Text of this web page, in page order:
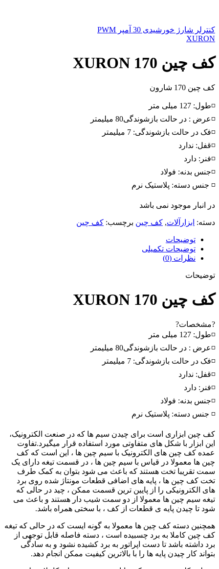
کنترلر شارژ خورشیدی 30 آمپر PWM
XURON
کف چین XURON 170
کف چین 170 شارون
◽طول: 127 میلی متر
◽عرض : در حالت بازشوندگی80 میلیمتر
◽فک در حالت بازشوندگی: 7 میلیمتر
◽قفل: ندارد
◽فنر: دارد
◽جنس بدنه: فولاد
◽ جنس دسته: پلاستیک نرم
در انبار موجود نمی باشد
دسته: ابزارآلات, کف چین برچسب: کف چین
توضیحات
توضیحات تکمیلی
نظرات (0)
توضیحات
کف چین XURON 170
?مشخصات?
◽طول: 127 میلی متر
◽عرض : در حالت بازشوندگی80 میلیمتر
◽فک در حالت بازشوندگی: 7 میلیمتر
◽قفل: ندارد
◽فنر: دارد
◽جنس بدنه: فولاد
◽ جنس دسته: پلاستیک نرم
کف چین ابزاری است برای چیدن سیم ها که در صنعت الکترونیک،
این ابزار با شکل های متفاوتی مورد استفاده قرار میگیرد.تفاوت
عمده کف چین های الکترونیک با سیم چین ها ، این است که کف
چین ها معمولا در قیاس با سیم چین ها ، در قسمت تیغه دارای یک
سمت تقریبا تخت هستند که باعث می شود بتوان به کمک طرف
تخت کف چین ها ، پایه های اضافی قطعات مونتاژ شده روی برد
های الکترونیکی را از پایین ترین قسمت ممکن ، چید در حالی که
تیغه سیم چین ها معمولا از دو سمت شیب دار هستند و باعث می
شود تا چیدن پایه ی قطعات از کف ، با سختی همراه باشد.
همچنین دسته کف چین ها معمولا به گونه ایست که در حالی که تیغه
کف چین کاملا به برد چسبیده است ، دسته فاصله قابل توجهی از
برد داشته باشد تا دست اپراتور به برد کشیده نشود و به سادگی
بتواند کار چیدن پایه ها را با بالاترین کیفیت ممکن انجام دهد.